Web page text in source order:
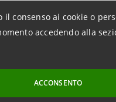
consenso ai cookie o
accedendo alla
ACCONSENTO
stato capo della
lavorato in Infostrada
e di Terna SpA.